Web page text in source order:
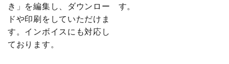
き」を編集し、ダウンロー
ドや印刷をしていただけま
す。インボイスにも対応し
ております。
す。